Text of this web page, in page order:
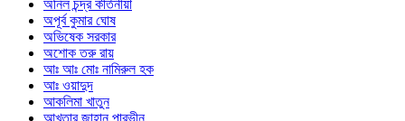
অনিল চন্দ্র কীর্তনীয়া
অপূর্ব কুমার ঘোষ
অভিষেক সরকার
অশোক তরু রায়
আঃ আঃ মোঃ নামিরুল হক
আঃ ওয়াদুদ
আকলিমা খাতুন
আখতার জাহান পারভীন